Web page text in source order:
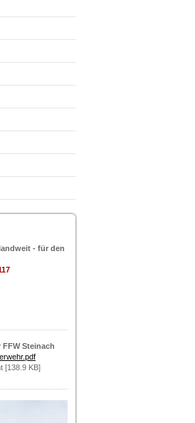
- für den
Steinach
[138.9 KB]